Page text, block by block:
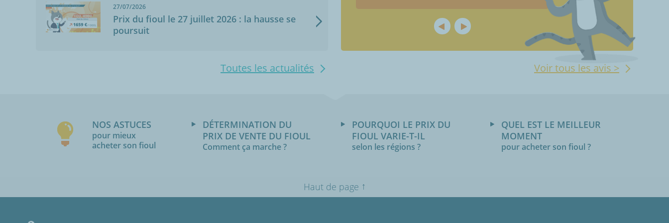
27/07/2026
Prix du fioul le 27 juillet 2026 : la hausse se
poursuit
Toutes les actualités Voir tous les avis >
NOS ASTUCES
pour mieux
acheter son fioul
DÉTERMINATION DU
PRIX DE VENTE DU FIOUL
Comment ça marche ?
POURQUOI LE PRIX DU
FIOUL VARIE-T-IL
selon les régions ?
QUEL EST LE MEILLEUR
MOMENT
pour acheter son fioul ?
Haut de page ↑